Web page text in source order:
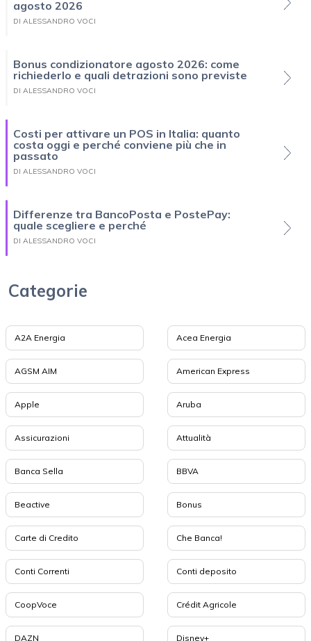
agosto 2026
DI ALESSANDRO VOCI
Bonus condizionatore agosto 2026: come
richiederlo e quali detrazioni sono previste
DI ALESSANDRO VOCI
Costi per attivare un POS in Italia: quanto
costa oggi e perché conviene più che in
passato
DI ALESSANDRO VOCI
Differenze tra BancoPosta e PostePay:
quale scegliere e perché
DI ALESSANDRO VOCI
Categorie
A2A Energia Acea Energia
AGSM AIM American Express
Apple Aruba
Assicurazioni Attualità
Banca Sella BBVA
Beactive Bonus
Carte di Credito Che Banca!
Conti Correnti Conti deposito
CoopVoce Crédit Agricole
DAZN Disney+